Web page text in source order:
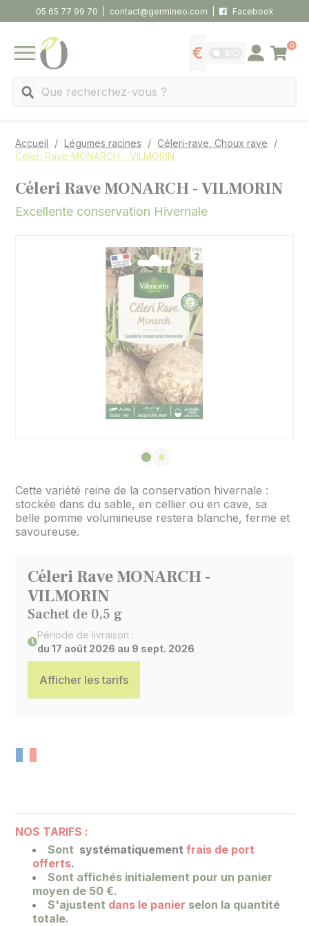
05 65 77 99 70 contact@germineo.com Facebook
MENU
Afficher les tarifs
BIO Se connecter
0
Panier
Accueil Légumes racines
Céleri-rave, Choux rave
Céleri Rave MONARCH - VILMORIN
Céleri Rave MONARCH - VILMORIN
Excellente conservation Hivernale
Cette variété reine de la conservation hivernale :
stockée dans du sable, en cellier ou en cave, sa
belle pomme volumineuse restera blanche, ferme et
savoureuse.
Céleri Rave MONARCH -
VILMORIN
Sachet de 0,5 g
Période de livraison :
du 17 août 2026 au 9 sept. 2026
Afficher les tarifs
NOS TARIFS :
Sont systématiquementfrais de port
offerts.
Sont affichés initialement pour un panier
moyen de 50 €.
S'ajustent dans le panier selon la quantité
totale.
Panneau de gestion des cookies